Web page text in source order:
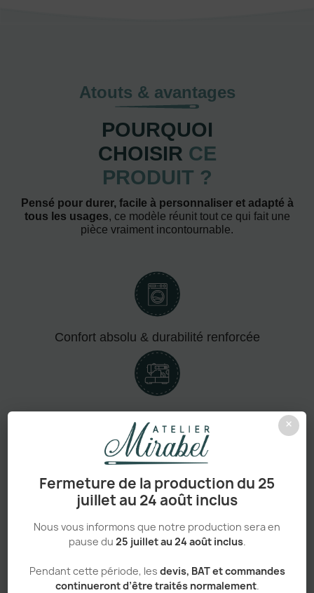
×
Fermeture de la production du 25
juillet au 24 août inclus
Nous vous informons que notre production sera en
pause du 25 juillet au 24 août inclus.
Pendant cette période, les devis, BAT et commandes
continueront d’être traités normalement.
Atouts & avantages
POURQUOI
CHOISIR CE
PRODUIT ?
Pensé pour durer, facile à personnaliser et adapté à
tous les usages, ce modèle réunit tout ce qui fait une
pièce vraiment incontournable.
Confort absolu & durabilité renforcée
Personnalisation haut de gamme
Adapté aux pros comme aux particuliers
Sans minimum de commande